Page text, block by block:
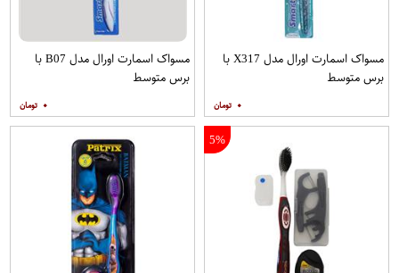
مسواک اسمارت اورال مدل X317 با
برس متوسط
۰
مسواک اسمارت اورال مدل B07 با
برس متوسط
۰
5%